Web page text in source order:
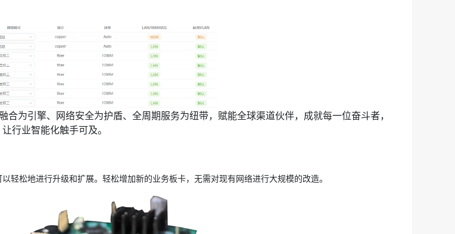
松地进行升级和扩展。轻松增加新的业务板卡，无需对现有网络进行大规模的改造。